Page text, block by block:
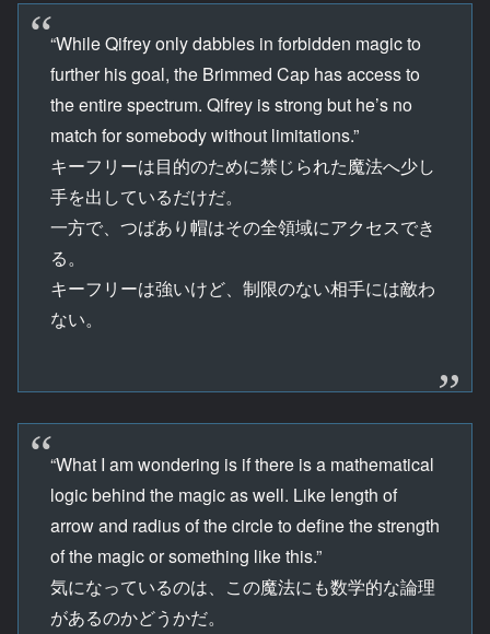
“While Qifrey only dabbles in forbidden magic to
further his goal, the Brimmed Cap has access to
the entire spectrum. Qifrey is strong but he’s no
match for somebody without limitations.”
キーフリーは目的のために禁じられた魔法へ少し
手を出しているだけだ。
一方で、つばあり帽はその全領域にアクセスでき
る。
キーフリーは強いけど、制限のない相手には敵わ
ない。
“What I am wondering is if there is a mathematical
logic behind the magic as well. Like length of
arrow and radius of the circle to define the strength
of the magic or something like this.”
気になっているのは、この魔法にも数学的な論理
があるのかどうかだ。